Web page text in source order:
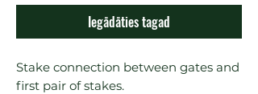
Iegādāties tagad
Stake connection between gates and
first pair of stakes.